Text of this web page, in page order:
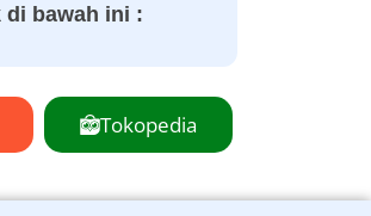
di bawah ini :
Tokopedia